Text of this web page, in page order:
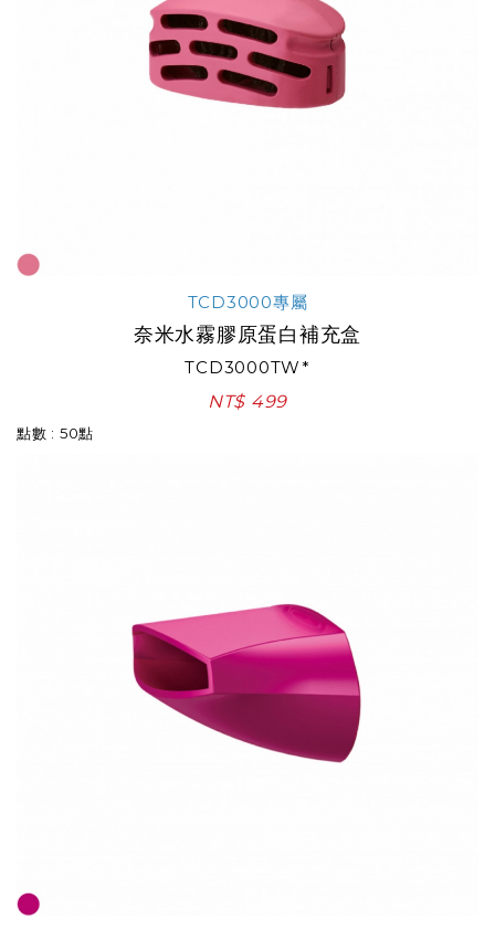
TCD3000專屬
奈米水霧膠原蛋白補充盒
TCD3000TW*
NT$ 499
點數 : 50點